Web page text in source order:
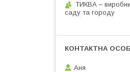
ТИКВА –
саду та городу
Аня